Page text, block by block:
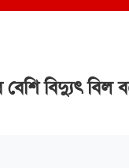
বিদ্যুৎ বিল